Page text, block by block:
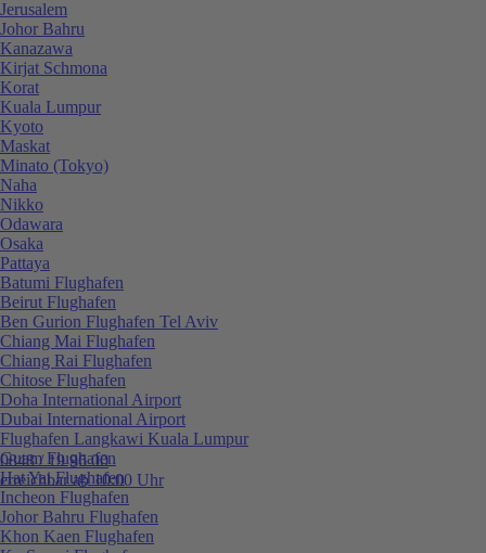
0848 / 19 96 00
erreichbar ab 10:00 Uhr
Jerusalem
Johor Bahru
Kanazawa
Kirjat Schmona
Korat
Kuala Lumpur
Kyoto
Maskat
Minato (Tokyo)
Naha
Nikko
Odawara
Osaka
Pattaya
Batumi Flughafen
Beirut Flughafen
Ben Gurion Flughafen Tel Aviv
Chiang Mai Flughafen
Chiang Rai Flughafen
Chitose Flughafen
Doha International Airport
Dubai International Airport
Flughafen Langkawi Kuala Lumpur
Guam Flughafen
Hat Yai Flughafen
Incheon Flughafen
Johor Bahru Flughafen
Khon Kaen Flughafen